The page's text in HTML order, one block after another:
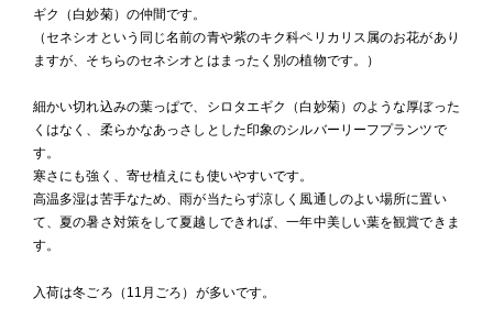
ギク（白妙菊）の仲間です。
（セネシオという同じ名前の青や紫のキク科ペリカリス属のお花があり
ますが、そちらのセネシオとはまったく別の植物です。）
細かい切れ込みの葉っぱで、シロタエギク（白妙菊）のような厚ぼった
くはなく、柔らかなあっさしとした印象のシルバーリーフプランツで
す。
寒さにも強く、寄せ植えにも使いやすいです。
高温多湿は苦手なため、雨が当たらず涼しく風通しのよい場所に置い
て、夏の暑さ対策をして夏越しできれば、一年中美しい葉を観賞できま
す。
入荷は冬ごろ（11月ごろ）が多いです。